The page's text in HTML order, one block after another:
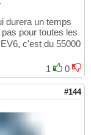
durera un temps
pour toutes les
c'est du 55000
1
0
#144